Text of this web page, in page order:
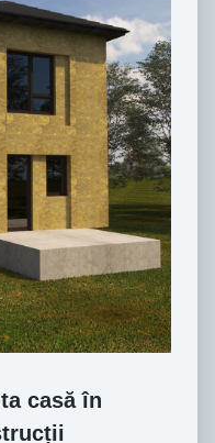
casă în